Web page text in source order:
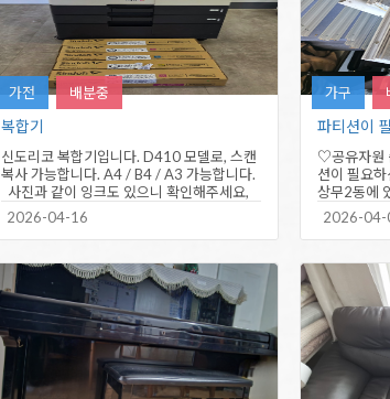
가전 배분중
복합기
신도리코 복합기입니다. D410 모델로, 스캔
복사 가능합니다. A4 / B4 / A3 가능합니다.
사진과 같이 잉크도 있으니 확인해주세요,
단, 양면출력시 복사기가…
2026-04-16
가구
파티션이
♡공유자원
션이 필요
상무2동에
다. 신청은
2026-04-